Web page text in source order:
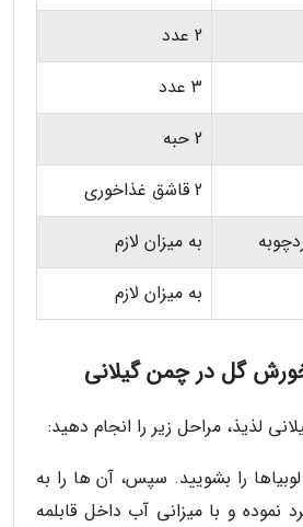
2 عدد
3 عدد
2 حبه
2 قاشق غذاخوری
به میزان لازم
به میزان لازم
گل در چمن گیلانی
لذیذ، مراحل زیر را انجام دهید:
لوبیاها را بشویید. سپس، آن ها را به
و با میزانی آب داخل قابلمه